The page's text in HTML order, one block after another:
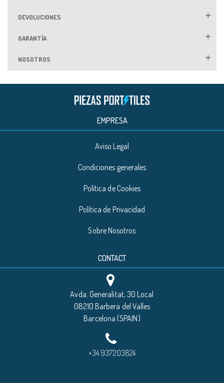
DEVOLUCIONES
GARANTÍA
NOSOTROS
EMPRESA
Aviso Legal
Condiciones generales
Política de Cookies
Política de Privacidad
Sobre Nosotros
CONTACT
Avda. Generalitat, 30 Local
08210 Barbera del Valles
Barcelona (SPAIN)
+34 937203824